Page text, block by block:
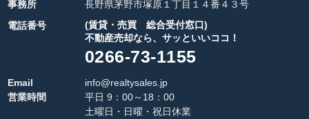
事務所
長野県茅野市塚原１丁目１４番４３号
電話番号
(賃貸・売買 総合受付窓口)
不動産売却なら、サッといいココ！
0266-73-1155
Email
info@realtysales.jp
営業時間
平日 9：00～18：00
土曜日・日曜・祝日休業